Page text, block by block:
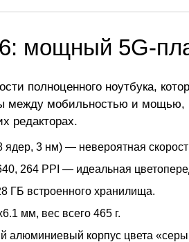
мощный 5G-
полноценного ноутбука,
между мобильностью и мощью,
редакторах.
ядер, 3 нм) — невероятная
264 PPI — идеальная
ГБ встроенного хранилища.
мм, вес всего 465 г.
алюминиевый корпус цвета